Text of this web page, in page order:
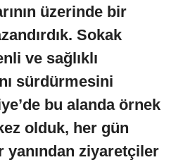
üzerinde bir
Sokak
ve sağlıklı
sürdürmesini
bu alanda örnek
olduk, her gün
ziyaretçiler